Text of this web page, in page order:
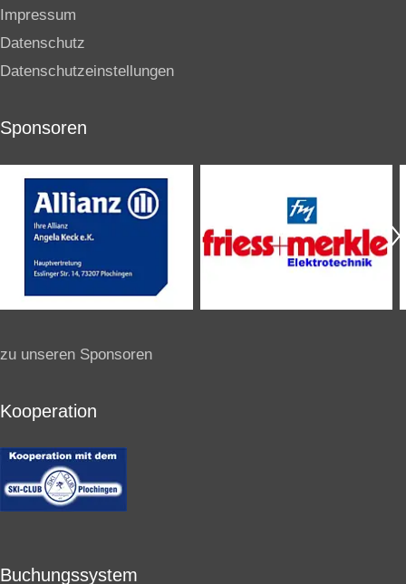
Impressum
Datenschutz
Datenschutzeinstellungen
Sponsoren
zu unseren Sponsoren
Kooperation
Buchungssystem